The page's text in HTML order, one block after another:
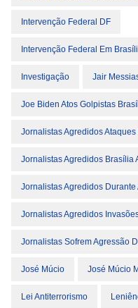
Intervenção Federal DF
Intervenção Federal Em
Investigação Jair
Joe Biden Atos Golpistas
Jornalistas Agredidos Ataques
Jornalistas Agredidos Brasília
Jornalistas Agredidos Durante
Jornalistas Agredidos
Jornalistas Sofrem Agressão
José Múcio José Múcio
Lei Antiterrorismo